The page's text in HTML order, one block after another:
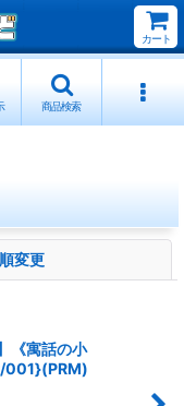
カート
商品検索
変更
《寓話の小
001}(PRM)